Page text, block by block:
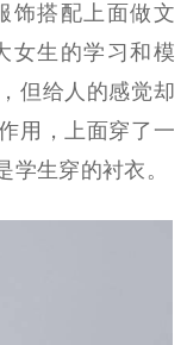
饰搭配上面做文
女生的学习和模
但给人的感觉却
用，上面穿了一
生穿的衬衣。